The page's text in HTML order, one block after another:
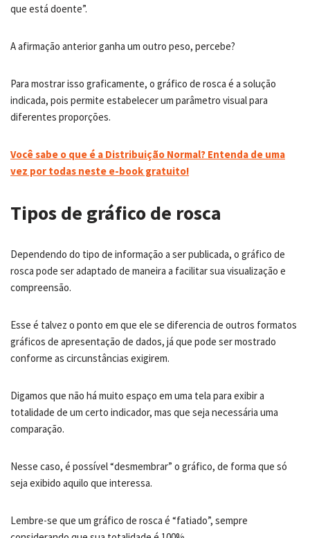
que está doente”.
A afirmação anterior ganha um outro peso, percebe?
Para mostrar isso graficamente, o gráfico de rosca é a solução
indicada, pois permite estabelecer um parâmetro visual para
diferentes proporções.
Você sabe o que é a Distribuição Normal? Entenda de uma
vez por todas neste e-book gratuito!
Tipos de gráfico de rosca
Dependendo do tipo de informação a ser publicada, o gráfico de
rosca pode ser adaptado de maneira a facilitar sua visualização e
compreensão.
Esse é talvez o ponto em que ele se diferencia de outros formatos
gráficos de apresentação de dados, já que pode ser mostrado
conforme as circunstâncias exigirem.
Digamos que não há muito espaço em uma tela para exibir a
totalidade de um certo indicador, mas que seja necessária uma
comparação.
Nesse caso, é possível “desmembrar” o gráfico, de forma que só
seja exibido aquilo que interessa.
Lembre-se que um gráfico de rosca é “fatiado”, sempre